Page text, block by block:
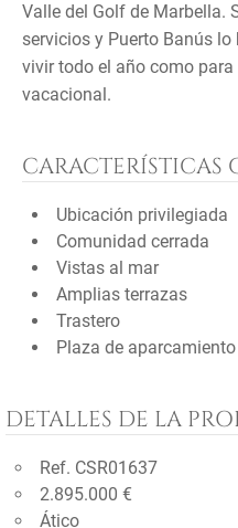
Valle del Golf de Marbella.
servicios y Puerto Banús
vivir todo el año como
vacacional.
CARACTERÍSTICAS
Ubicación privilegiada
Comunidad cerrada
Vistas al mar
Amplias terrazas
Trastero
Plaza de
DETALLES DE LA
Ref. CSR01637
2.895.000 €
Ático